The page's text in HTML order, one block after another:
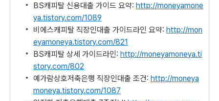
BS캐피탈 신용대출 가이드 요약: http://moneyamone
ya.tistory.com/1089
비에스캐피탈 직장인대출 가이드라인 요약: http://mon
eyamoneya.tistory.com/821
BS캐피탈 상세 가이드라인: http://moneyamoneya.ti
story.com/802
예가람상호저축은행 직장인대출 조건: http://moneya
moneya.tistory.com/1087